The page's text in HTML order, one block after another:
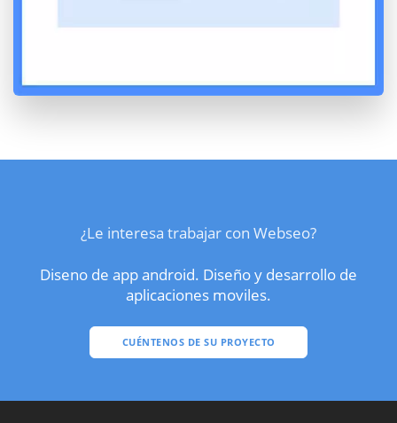
¿Le interesa trabajar con Webseo?
Diseno de app android. Diseño y desarrollo de
aplicaciones moviles.
CUÉNTENOS DE SU PROYECTO